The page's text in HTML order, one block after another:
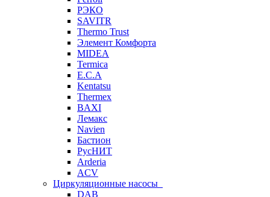
РЭКО
SAVITR
Thermo Trust
Элемент Комфорта
MIDEA
Termica
E.C.A
Kentatsu
Thermex
BAXI
Лемакс
Navien
Бастион
РусНИТ
Arderia
ACV
Циркуляционные насосы
DAB